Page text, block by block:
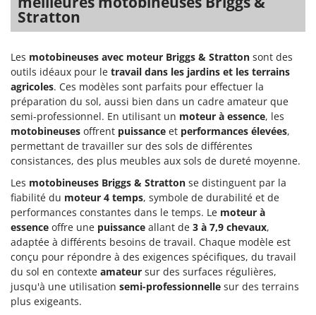
Stiga
Stocker
Sunseeker
T
Tecla
TecnoGen
Tellarini Pompe
Telwin
Tenco
Tineco
Titania
Tornado
Tre Spade
Trev - Abrek - TecnoVIR
Trotec
Stratton
Les motobineuses avec moteur Briggs & Stratton sont des
outils idéaux pour le travail dans les jardins et les terrains
agricoles. Ces modèles sont parfaits pour effectuer la
préparation du sol, aussi bien dans un cadre amateur que
semi-professionnel. En utilisant un moteur à essence, les
motobineuses offrent puissance et performances élevées,
permettant de travailler sur des sols de différentes
consistances, des plus meubles aux sols de dureté moyenne.
Les motobineuses Briggs & Stratton se distinguent par la
fiabilité du moteur 4 temps, symbole de durabilité et de
performances constantes dans le temps. Le moteur à
essence offre une puissance allant de 3 à 7,9 chevaux,
adaptée à différents besoins de travail. Chaque modèle est
conçu pour répondre à des exigences spécifiques, du travail
du sol en contexte amateur sur des surfaces régulières,
jusqu'à une utilisation semi-professionnelle sur des terrains
plus exigeants.